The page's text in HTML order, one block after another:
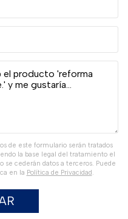
de este formulario serán tratados
la base legal del tratamiento el
se cederán datos a terceros. Puede
en la Política de Privacidad .